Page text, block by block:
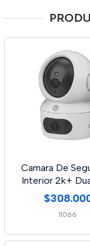
Camara De
Interior 2k+
Ezviz Doble
11066